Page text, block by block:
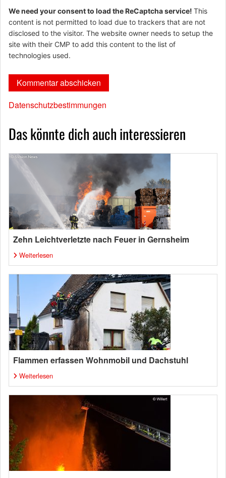
We need your consent to load the ReCaptcha service! This
content is not permitted to load due to trackers that are not
disclosed to the visitor. The website owner needs to setup the
site with their CMP to add this content to the list of
technologies used.
Datenschutzbestimmungen
Das könnte dich auch interessieren
Zehn Leichtverletzte nach Feuer in Gernsheim
Weiterlesen
Flammen erfassen Wohnmobil und Dachstuhl
Weiterlesen